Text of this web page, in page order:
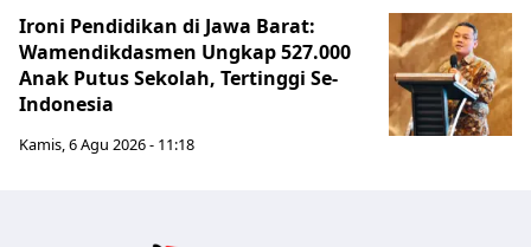
Ironi Pendidikan di Jawa Barat:
Wamendikdasmen Ungkap 527.000
Anak Putus Sekolah, Tertinggi Se-
Indonesia
Kamis, 6 Agu 2026 - 11:18